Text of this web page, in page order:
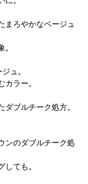
まろやかなベージュ
ュ。
ラー。
ブルチーク処方。
ンのダブルチーク処
ても。